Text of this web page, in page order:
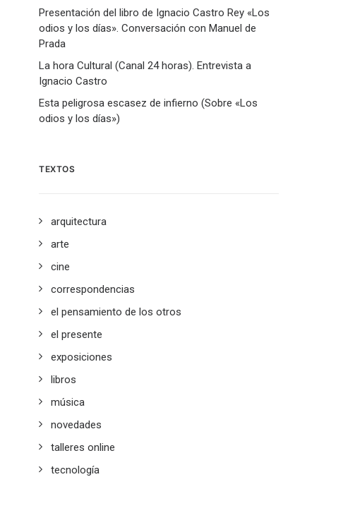
Presentación del libro de Ignacio Castro Rey «Los
odios y los días». Conversación con Manuel de
Prada
La hora Cultural (Canal 24 horas). Entrevista a
Ignacio Castro
Esta peligrosa escasez de infierno (Sobre «Los
odios y los días»)
TEXTOS
arquitectura
arte
cine
correspondencias
el pensamiento de los otros
el presente
exposiciones
libros
música
novedades
talleres online
tecnología